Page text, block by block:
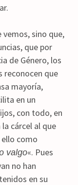
vemos, sino que,
que por
de Género, los
reconocen que
mayoría,
en un
con todo, en
cárcel al que
como
valgo«. Pues
no han
en su